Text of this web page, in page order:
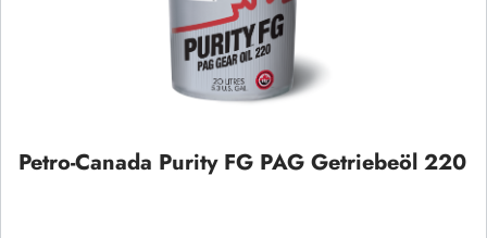
Petro-Canada Purity FG PAG Getriebeöl 220